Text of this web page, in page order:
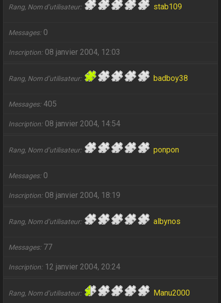
Rang, Nom d’utilisateur stab109
Messages 0
Inscription 08 janvier 2004, 12:03
Rang, Nom d’utilisateur badboy38
Messages 405
Inscription 08 janvier 2004, 14:54
Rang, Nom d’utilisateur ponpon
Messages 0
Inscription 08 janvier 2004, 18:19
Rang, Nom d’utilisateur albynos
Messages 77
Inscription 12 janvier 2004, 20:24
Rang, Nom d’utilisateur Manu2000